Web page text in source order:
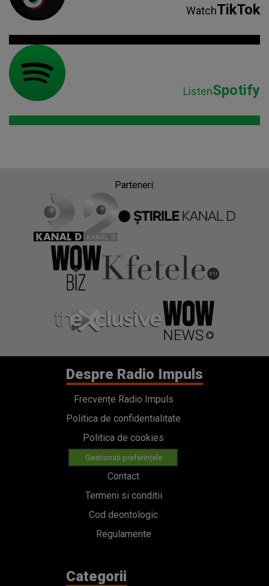
WatchTikTok
ListenSpotify
Parteneri:
Despre Radio Impuls
Frecvențe Radio Impuls
Politica de confidentialitate
Politica de cookies
Gestionați preferințele
Contact
Termeni si conditii
Cod deontologic
Regulamente
Categorii